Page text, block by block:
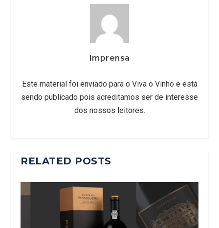
Imprensa
Este material foi enviado para o Viva o Vinho e está
sendo publicado pois acreditamos ser de interesse
dos nossos leitores.
RELATED POSTS